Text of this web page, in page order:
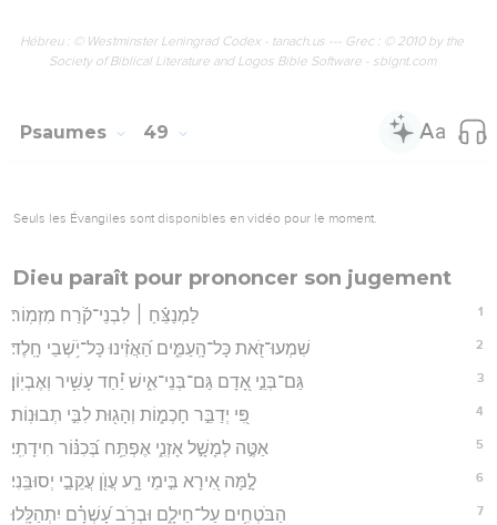
Hébreu : © Westminster Leningrad Codex - tanach.us --- Grec : © 2010 by the
Society of Biblical Literature and Logos Bible Software - sblgnt.com
Psaumes 49
Seuls les Évangiles sont disponibles en vidéo pour le moment.
Dieu paraît pour prononcer son jugement
1 לַמְנַצֵּ֬חַ ׀ לִבְנֵי־קֹ֬רַח מִזְמֽוֹר׃
2 שִׁמְעוּ־זֹ֭את כָּל־הָֽעַמִּ֑ים הַ֝אֲזִ֗ינוּ כָּל־יֹ֥שְׁבֵי חָֽלֶד׃
3 גַּם־בְּנֵ֣י אָ֭דָם גַּם־בְּנֵי־אִ֑ישׁ יַ֝֗חַד עָשִׁ֥יר וְאֶבְיֽוֹן׃
4 פִּ֭י יְדַבֵּ֣ר חָכְמ֑וֹת וְהָג֖וּת לִבִּ֣י תְבוּנֽוֹת׃
5 אַטֶּ֣ה לְמָשָׁ֣ל אָזְנִ֑י אֶפְתַּ֥ח בְּ֝כִנּ֗וֹר חִידָתִֽי׃
6 לָ֣מָּה אִ֭ירָא בִּ֣ימֵי רָ֑ע עֲוֺ֖ן עֲקֵבַ֣י יְסוּבֵּֽנִי׃
7 הַבֹּטְחִ֥ים עַל־חֵילָ֑ם וּבְרֹ֥ב עָ֝שְׁרָ֗ם יִתְהַלָּֽלוּ׃